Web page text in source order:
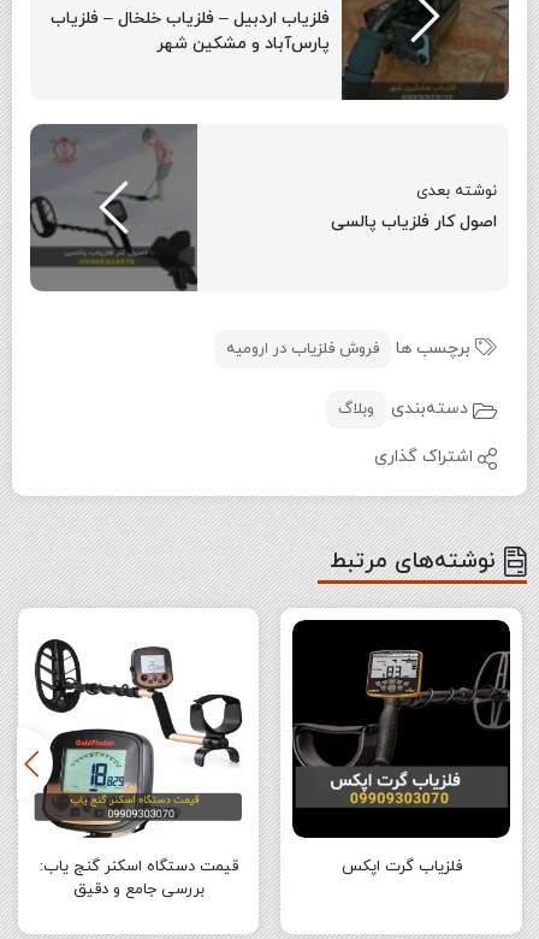
فلزیاب اردبیل – فلزیاب خلخال – فلزیاب
پارس‌آباد و مشکین شهر
نوشته بعدی
اصول کار فلزیاب پالسی
برچسب ها فروش فلزیاب در ارومیه
دسته‌بندی وبلاگ
اشتراک گذاری
نوشته‌های مرتبط
فلزیاب گرت اپکس
قیمت دستگاه اسکنر گنج یاب:
بررسی جامع و دقیق